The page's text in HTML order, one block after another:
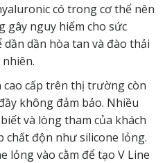
có trong cơ thể nên
gây nguy hiểm cho sức
dần hòa tan và đào thải
cấp trên thị trường còn
không đảm bảo. Nhiều
và lòng tham của khách
chất độn như silicone lỏng.
lỏng vào cằm để tạo V Line